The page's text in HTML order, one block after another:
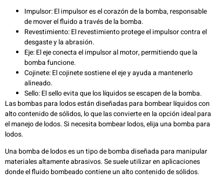
Impulsor: El impulsor es el corazón de la bomba, responsable
de mover el fluido a través de la bomba.
Revestimiento: El revestimiento protege el impulsor contra el
desgaste y la abrasión.
Eje: El eje conecta el impulsor al motor, permitiendo que la
bomba funcione.
Cojinete: El cojinete sostiene el eje y ayuda a mantenerlo
alineado.
Sello: El sello evita que los líquidos se escapen de la bomba.
Las bombas para lodos están diseñadas para bombear líquidos con
alto contenido de sólidos, lo que las convierte en la opción ideal para
el manejo de lodos. Si necesita bombear lodos, elija una bomba para
lodos.
Una bomba de lodos es un tipo de bomba diseñada para manipular
materiales altamente abrasivos. Se suele utilizar en aplicaciones
donde el fluido bombeado contiene un alto contenido de sólidos.